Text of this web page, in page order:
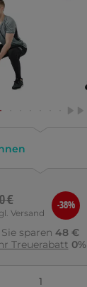
€
Versand
-38%
Sie sparen 48 €
Treuerabatt 0%